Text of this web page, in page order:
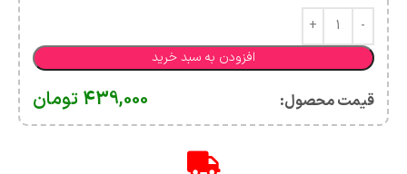
افزودن به سبد خرید
قیمت محصول:​ 439,000 تومان